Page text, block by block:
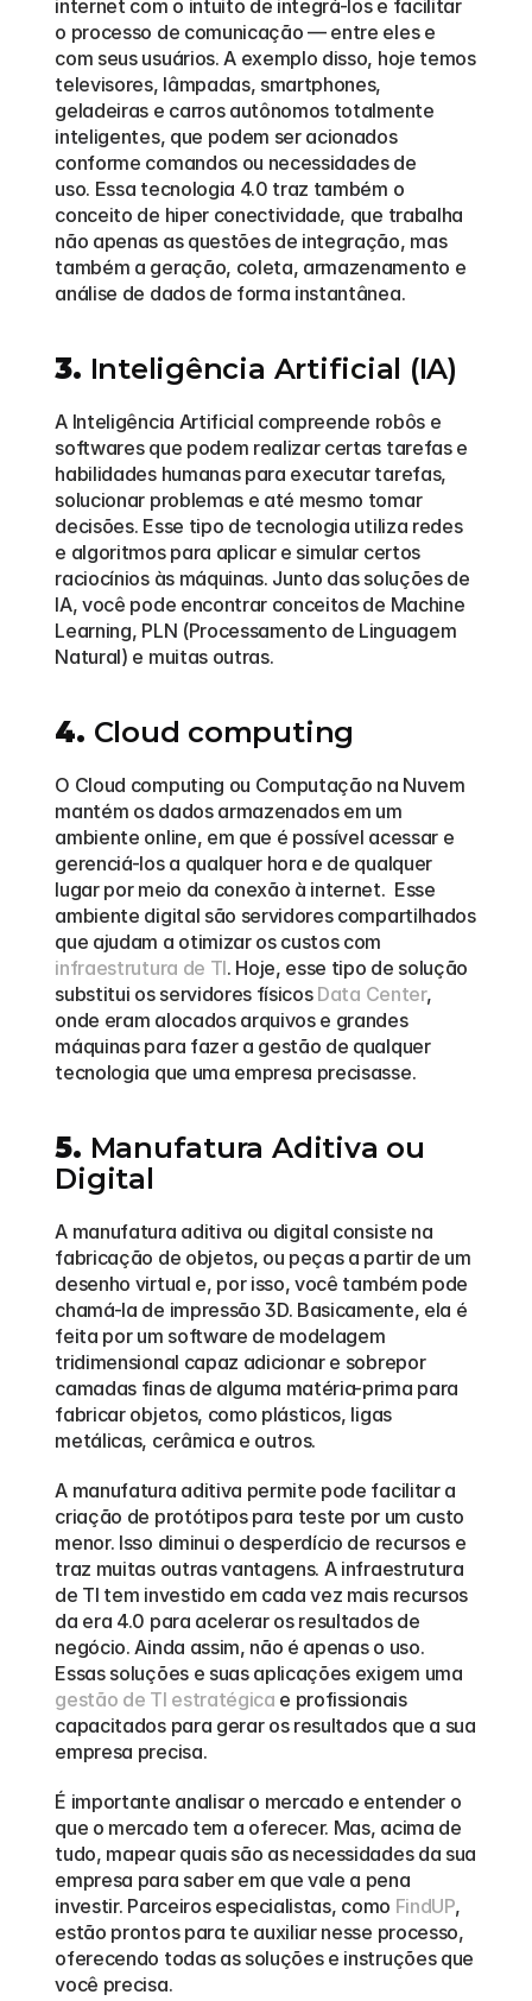
internet com o intuito de integrá-los e facilitar
o processo de comunicação — entre eles e
com seus usuários. A exemplo disso, hoje temos
televisores, lâmpadas, smartphones,
geladeiras e carros autônomos totalmente
inteligentes, que podem ser acionados
conforme comandos ou necessidades de
uso. Essa tecnologia 4.0 traz também o
conceito de hiper conectividade, que trabalha
não apenas as questões de integração, mas
também a geração, coleta, armazenamento e
análise de dados de forma instantânea.
3. Inteligência Artificial (IA)
A Inteligência Artificial compreende robôs e
softwares que podem realizar certas tarefas e
habilidades humanas para executar tarefas,
solucionar problemas e até mesmo tomar
decisões. Esse tipo de tecnologia utiliza redes
e algoritmos para aplicar e simular certos
raciocínios às máquinas. Junto das soluções de
IA, você pode encontrar conceitos de Machine
Learning, PLN (Processamento de Linguagem
Natural) e muitas outras.
4. Cloud computing
O Cloud computing ou Computação na Nuvem
mantém os dados armazenados em um
ambiente online, em que é possível acessar e
gerenciá-los a qualquer hora e de qualquer
lugar por meio da conexão à internet.  Esse
ambiente digital são servidores compartilhados
infraestrutura de TI. Hoje, esse tipo de solução
substitui os servidores físicos Data Center,
onde eram alocados arquivos e grandes
máquinas para fazer a gestão de qualquer
tecnologia que uma empresa precisasse.
5. Manufatura Aditiva ou
Digital
A manufatura aditiva ou digital consiste na
fabricação de objetos, ou peças a partir de um
desenho virtual e, por isso, você também pode
chamá-la de impressão 3D. Basicamente, ela é
feita por um software de modelagem
tridimensional capaz adicionar e sobrepor
camadas finas de alguma matéria-prima para
fabricar objetos, como plásticos, ligas
metálicas, cerâmica e outros.
A manufatura aditiva permite pode facilitar a
criação de protótipos para teste por um custo
menor. Isso diminui o desperdício de recursos e
traz muitas outras vantagens. A infraestrutura
de TI tem investido em cada vez mais recursos
da era 4.0 para acelerar os resultados de
negócio. Ainda assim, não é apenas o uso.
gestão de TI estratégica e profissionais
capacitados para gerar os resultados que a sua
empresa precisa.
É importante analisar o mercado e entender o
que o mercado tem a oferecer. Mas, acima de
tudo, mapear quais são as necessidades da sua
empresa para saber em que vale a pena
investir. Parceiros especialistas, como FindUP,
estão prontos para te auxiliar nesse processo,
oferecendo todas as soluções e instruções que
você precisa.